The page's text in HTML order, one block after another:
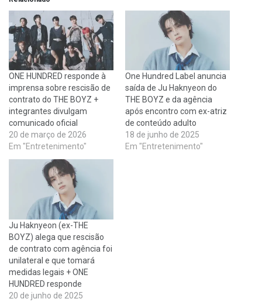
ONE HUNDRED responde à
imprensa sobre rescisão de
contrato do THE BOYZ +
integrantes divulgam
comunicado oficial
20 de março de 2026
Em "Entretenimento"
One Hundred Label anuncia
saída de Ju Haknyeon do
THE BOYZ e da agência
após encontro com ex-atriz
de conteúdo adulto
18 de junho de 2025
Em "Entretenimento"
Ju Haknyeon (ex-THE
BOYZ) alega que rescisão
de contrato com agência foi
unilateral e que tomará
medidas legais + ONE
HUNDRED responde
20 de junho de 2025